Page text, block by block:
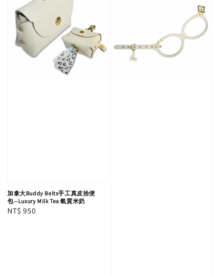
加拿大Buddy Belts手工真皮拾便
包--Luxury Milk Tea 氣質米奶
Regular
NT$ 950